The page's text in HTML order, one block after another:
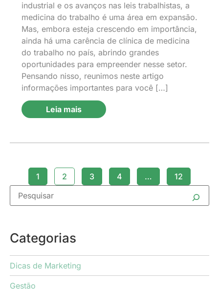
industrial e os avanços nas leis trabalhistas, a
medicina do trabalho é uma área em expansão.
Mas, embora esteja crescendo em importância,
ainda há uma carência de clínica de medicina
do trabalho no país, abrindo grandes
oportunidades para empreender nesse setor.
Pensando nisso, reunimos neste artigo
informações importantes para você […]
Leia mais
1 2 3 4 … 12
Categorias
Dicas de Marketing
Gestão